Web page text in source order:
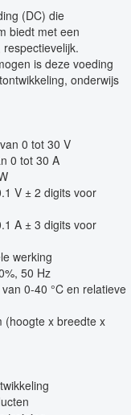
(DC) die
biedt met een
is deze voeding
onderwijs
0 tot 30 V
0 tot 30 A
V ± 2 digits voor
A ± 3 digits voor
werking
50 Hz
0-40 °C en relatieve
(hoogte x breedte x